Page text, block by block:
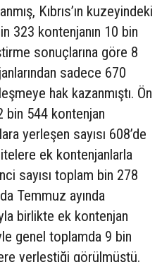
Kıbrıs’ın kuzeyindeki
323 kontenjanın 10 bin
sonuçlarına göre 8
sadece 670
hak kazanmıştı. Ön
bin 544 kontenjan
yerleşen sayısı 608’de
ek kontenjanlarla
sayısı toplam bin 278
Temmuz ayında
birlikte ek kontenjan
genel toplamda 9 bin
yerleştiği görülmüştü.